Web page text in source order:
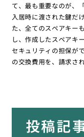
て、最も重要なのが、
入居時に渡された鍵だ
た、全てのスペアキー
し、作成したスペアキ
セキュリティの担保が
の交換費用を、請求さ
投稿記